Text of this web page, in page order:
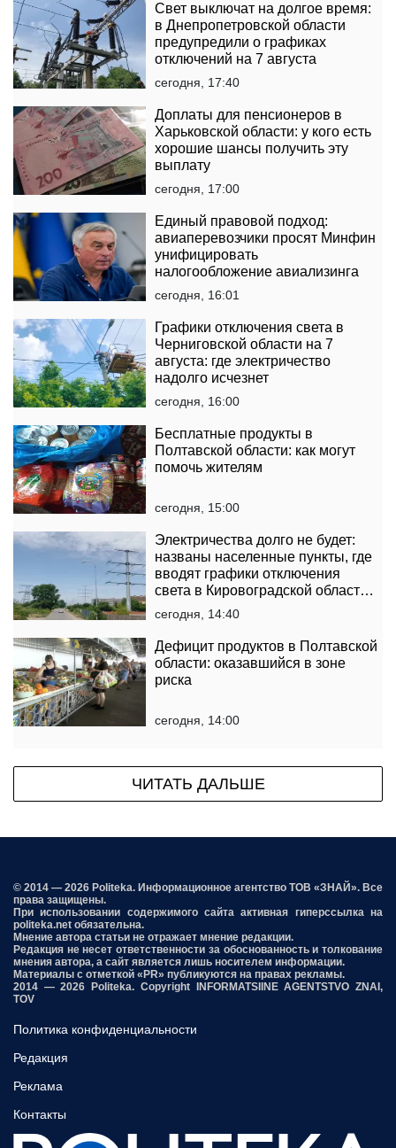
Свет выключат на долгое время:
в Днепропетровской области
предупредили о графиках
отключений на 7 августа
сегодня, 17:40
Доплаты для пенсионеров в
Харьковской области: у кого есть
хорошие шансы получить эту
выплату
сегодня, 17:00
Единый правовой подход:
авиаперевозчики просят Минфин
унифицировать
налогообложение авиализинга
сегодня, 16:01
Графики отключения света в
Черниговской области на 7
августа: где электричество
надолго исчезнет
сегодня, 16:00
Бесплатные продукты в
Полтавской области: как могут
помочь жителям
сегодня, 15:00
Электричества долго не будет:
названы населенные пункты, где
вводят графики отключения
света в Кировоградской области
на 7 августа
сегодня, 14:40
Дефицит продуктов в Полтавской
области: оказавшийся в зоне
риска
сегодня, 14:00
ЧИТАТЬ ДАЛЬШЕ
© 2014 — 2026 Politeka. Информационное агентство ТОВ «ЗНАЙ». Все
права защищены.
При использовании содержимого сайта активная гиперссылка на
politeka.net обязательна.
Мнение автора статьи не отражает мнение редакции.
Редакция не несет ответственности за обоснованность и толкование
мнения автора, а сайт является лишь носителем информации.
Материалы с отметкой «PR» публикуются на правах рекламы.
2014 — 2026 Politeka. Copyright INFORMATSIINE AGENTSTVO ZNAI,
TOV
Политика конфиденциальности
Редакция
Реклама
Контакты